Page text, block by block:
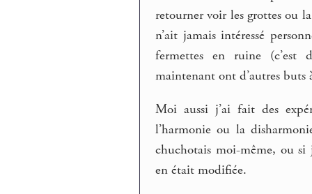
retourner voir les grottes ou
n’ait jamais intéressé
fermettes en ruine (c’est
maintenant ont d’autres buts
Moi aussi j’ai fait des
l’harmonie ou la
chuchotais moi-même, ou si
en était modifiée.